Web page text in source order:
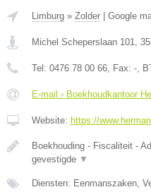
Limburg » Zolder Google
Michel Scheperslaan 101,
Tel: 0476 78 00 66, Fax: -,
E-mail › Boekhoudkantoor
Website: https://
Boekhouding - Fiscaliteit -
gevestigde ▼
Diensten: Eenmanszaken,